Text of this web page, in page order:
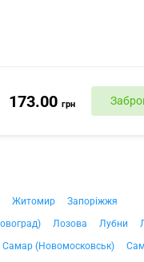
173.00 грн
Житомир
Запоріжжя
Лозова Лубни
Самар (Новомосковськ)